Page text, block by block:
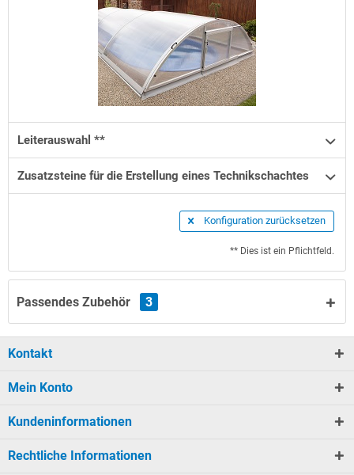
Leiterauswahl **
Zusatzsteine für die Erstellung eines Technikschachtes
Konfiguration zurücksetzen
** Dies ist ein Pflichtfeld.
Passendes Zubehör 3
Kontakt
Mein Konto
Kundeninformationen
Rechtliche Informationen